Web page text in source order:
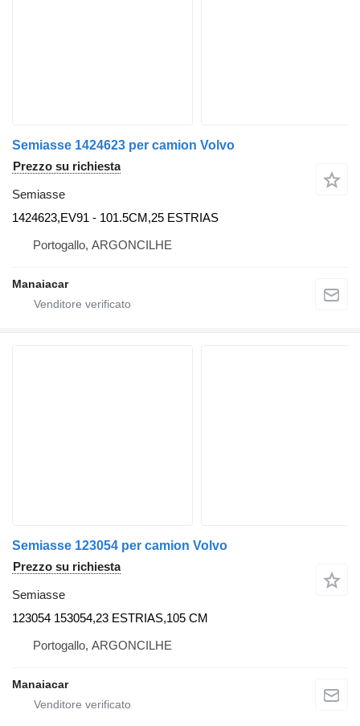
Semiasse 1424623 per camion Volvo
Prezzo su richiesta
Semiasse
1424623,EV91 - 101.5CM,25 ESTRIAS
Portogallo, ARGONCILHE
Manaiacar
Semiasse 123054 per camion Volvo
Prezzo su richiesta
Semiasse
123054 153054,23 ESTRIAS,105 CM
Portogallo, ARGONCILHE
Manaiacar